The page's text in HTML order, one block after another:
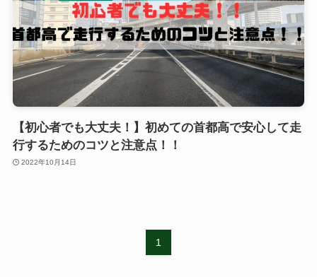
【初心者でも大丈夫！】初めての首都高で安心して走
行するためのコツと注意点！！
2022年10月14日
1